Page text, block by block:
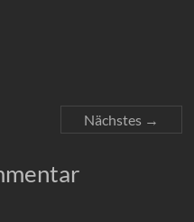
Nächstes →